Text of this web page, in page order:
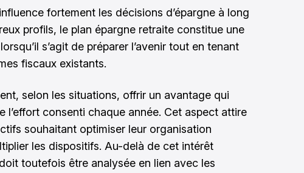
fortement les décisions d’épargne à long
profils, le plan épargne retraite constitue une
s’agit de préparer l’avenir tout en tenant
fiscaux existants.
selon les situations, offrir un avantage qui
l’effort consenti chaque année. Cet aspect attire
souhaitant optimiser leur organisation
les dispositifs. Au-delà de cet intérêt
toutefois être analysée en lien avec les